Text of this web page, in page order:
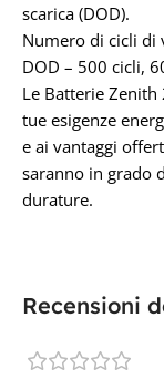
scarica (DOD).
Numero di cicli di
DOD – 500 cicli,
Le Batterie Zenith
tue esigenze
e ai vantaggi
saranno in grado
durature.
Recensioni